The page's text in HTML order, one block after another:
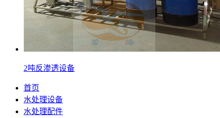
2吨反渗透设备
首页
水处理设备
水处理配件